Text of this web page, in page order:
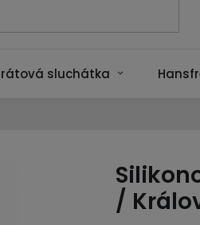
sluchátka
/